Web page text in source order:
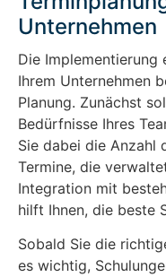
Unternehmen
Die Implementierung
Ihrem Unternehmen
Planung. Zunächst
Bedürfnisse Ihres
Sie dabei die Anzahl
Termine, die
Integration mit
hilft Ihnen, die beste
Sobald Sie die
es wichtig,